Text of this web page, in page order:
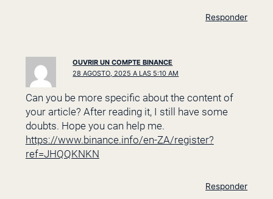
Responder
OUVRIR UN COMPTE BINANCE
28 AGOSTO, 2025 A LAS 5:10 AM
Can you be more specific about the content of
your article? After reading it, I still have some
doubts. Hope you can help me.
https://www.binance.info/en-ZA/register?
ref=JHQQKNKN
Responder